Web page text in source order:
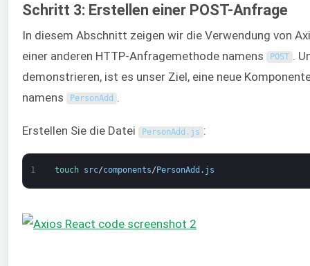
Schritt 3: Erstellen einer POST-Anfrage
In diesem Abschnitt zeigen wir die Verwendung von
einer anderen HTTP-Anfragemethode namens
POST .
demonstrieren, ist es unser Ziel, eine neue
namens
PersonAdd .
Erstellen Sie die Datei PersonAdd . js :
1 touch src/components/ PersonAdd . js